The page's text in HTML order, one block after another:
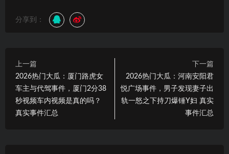
分享到：
上一篇
2026热门大瓜：厦门路虎女
车主与代驾事件，厦门2分38
秒视频车内视频是真的吗？
真实事件汇总
下一篇
2026热门大瓜：河南安阳君
悦广场事件，男子发现妻子出
轨一怒之下持刀爆锤Y妇 真实
事件汇总